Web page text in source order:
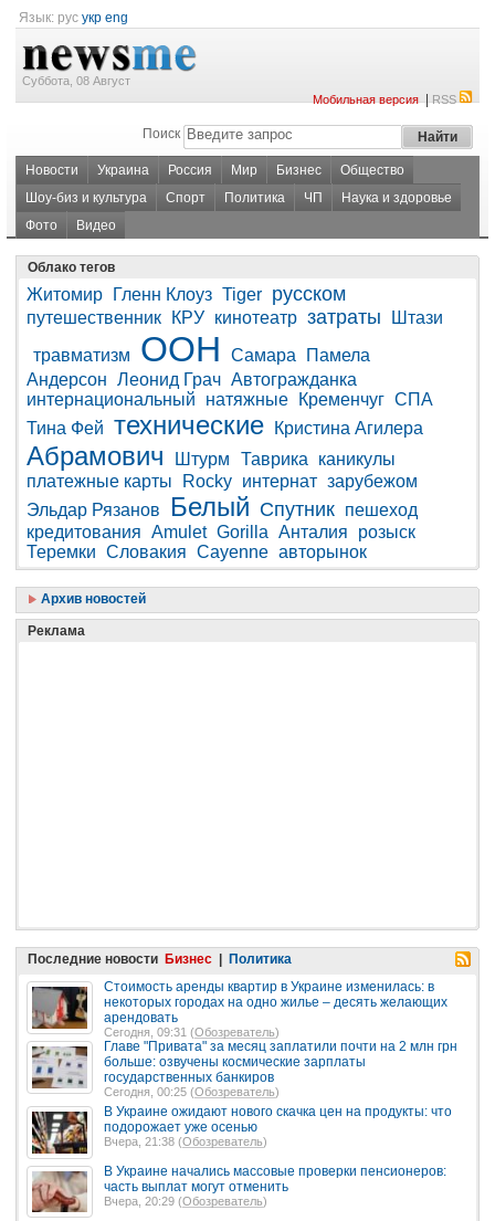
Язык: рус укр eng
Суббота, 08 Август
Мобильная версия|RSS
Поиск
Новости Украина Россия Мир Бизнес
Общество
Шоу-биз и культура
Спорт Политика ЧП
Наука и здоровье
Фото
Видео
Облако тегов
Житомир Гленн Клоуз Tiger русском
путешественник КРУ кинотеатр затраты
Штази
травматизм
ООН Самара
Памела
Андерсон Леонид Грач Автогражданка
интернациональный
натяжные Кременчуг СПА
Тина Фей технические Кристина Агилера
Абрамович Штурм Таврика
каникулы
платежные карты
Rocky интернат зарубежом
Эльдар Рязанов
Белый Спутник пешеход
кредитования Amulet Gorilla Анталия
розыск
Теремки Словакия Cayenne авторынок
Архив новостей
Реклама
Последние новости Бизнес
Политика
Стоимость аренды квартир в Украине изменилась: в
некоторых городах на одно жилье – десять желающих
арендовать
Сегодня, 09:31 (Обозреватель)
Главе "Привата" за месяц заплатили почти на 2 млн грн
больше: озвучены космические зарплаты
государственных банкиров
Сегодня, 00:25 (Обозреватель)
В Украине ожидают нового скачка цен на продукты: что
подорожает уже осенью
Вчера, 21:38 (Обозреватель)
В Украине начались массовые проверки пенсионеров:
часть выплат могут отменить
Вчера, 20:29 (Обозреватель)